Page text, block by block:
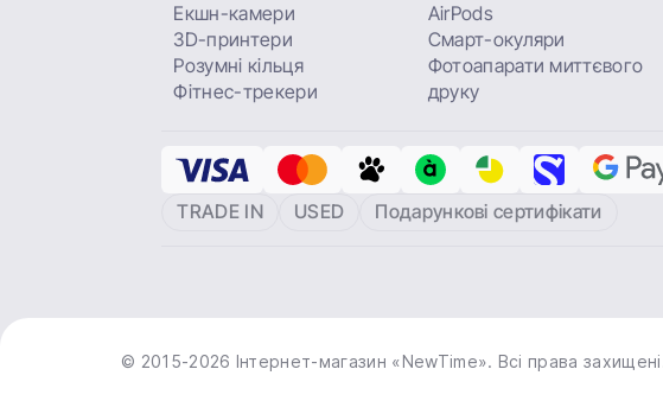
Екшн-камери
3D-принтери
Розумні кільця
Фітнес-трекери
AirPods
Смарт-окуляри
Фотоапарати миттєвого
друку
TRADE IN USED Подарункові сертифікати
© 2015-2026 Інтернет-магазин «NewTime». Всі права